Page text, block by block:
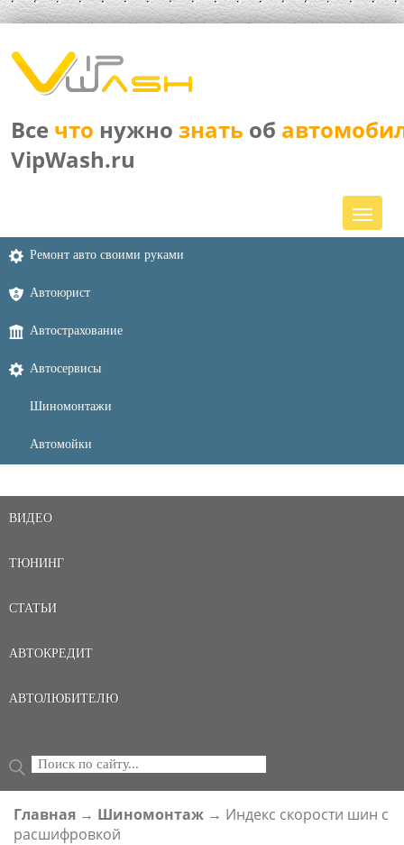
Все что нужно знать об
VipWash.ru
Ремонт авто своими руками
Автоюрист
Автострахование
Автосервисы
Шиномонтажи
Автомойки
ВИДЕО
ТЮНИНГ
СТАТЬИ
АВТОКРЕДИТ
АВТОЛЮБИТЕЛЮ
ФОРМА ПОИСКА
Поиск
ВЫ ЗДЕСЬ
Главная → Шиномонтаж → Индекс скорости шин с
расшифровкой